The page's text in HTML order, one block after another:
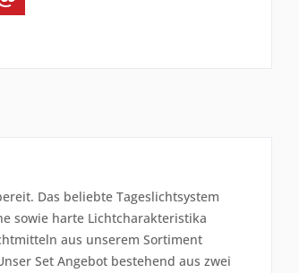
Das beliebte Tageslichtsystem
sowie harte Lichtcharakteristika
aus unserem Sortiment
Set Angebot bestehend aus zwei